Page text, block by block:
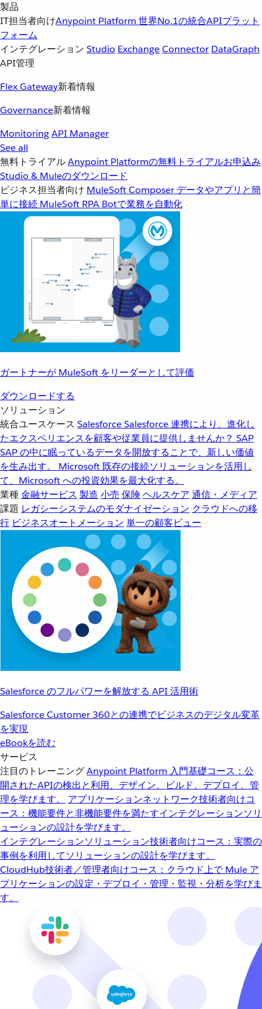
製品
IT担当者向けAnypoint Platform 世界No.1の統合APIプラット
フォーム
インテグレーション Studio ExchangeConnector DataGraph
API管理
Flex Gateway新着情報
Governance新着情報
MonitoringAPI Manager
See all
無料トライアルAnypoint Platformの無料トライアルお申込み
Studio & Muleのダウンロード
ビジネス担当者向け MuleSoft Composer データやアプリと簡
単に接続 MuleSoft RPA Botで業務を自動化
ガートナーが MuleSoft をリーダーとして評価
ダウンロードする
ソリューション
統合ユースケース SalesforceSalesforce 連携により、進化し
たエクスペリエンスを顧客や従業員に提供しませんか？ SAP
SAP の中に眠っているデータを開放することで、新しい価値
を生み出す。
Microsoft 既存の接続ソリューションを活用し
て、Microsoft への投資効果を最大化する。
業種金融サービス 製造 小売 保険 ヘルスケア 通信・メディア
課題 レガシーシステムのモダナイゼーション クラウドへの移
行 ビジネスオートメーション 単一の顧客ビュー
Salesforce のフルパワーを解放する API 活用術
Salesforce Customer 360との連携でビジネスのデジタル変革
を実現
eBookを読む
サービス
注目のトレーニングAnypoint Platform 入門基礎コース：公
開されたAPIの検出と利用、デザイン、ビルド、デプロイ、管
理を学びます。
アプリケーションネットワーク技術者向けコ
ース：機能要件と非機能要件を満たすインテグレーションソリ
ューションの設計を学びます。
インテグレーションソリューション技術者向けコース：実際の
事例を利用してソリューションの設計を学びます。
CloudHub技術者／管理者向けコース：クラウド上で Mule ア
プリケーションの設定・デプロイ・管理・監視・分析を学びま
す。